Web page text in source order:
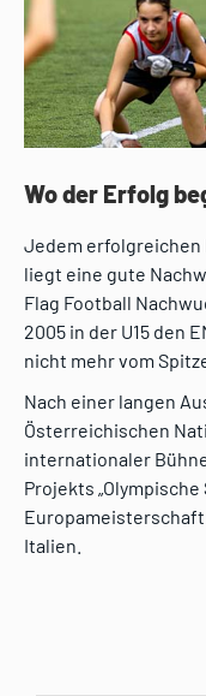
Wo der Erfolg
Jedem erfolgreichen
liegt eine gute
Flag Football
2005 in der U15 den
nicht mehr vom
Nach einer langen
Österreichischen
internationaler
Projekts
Europameisterschaft
Italien.